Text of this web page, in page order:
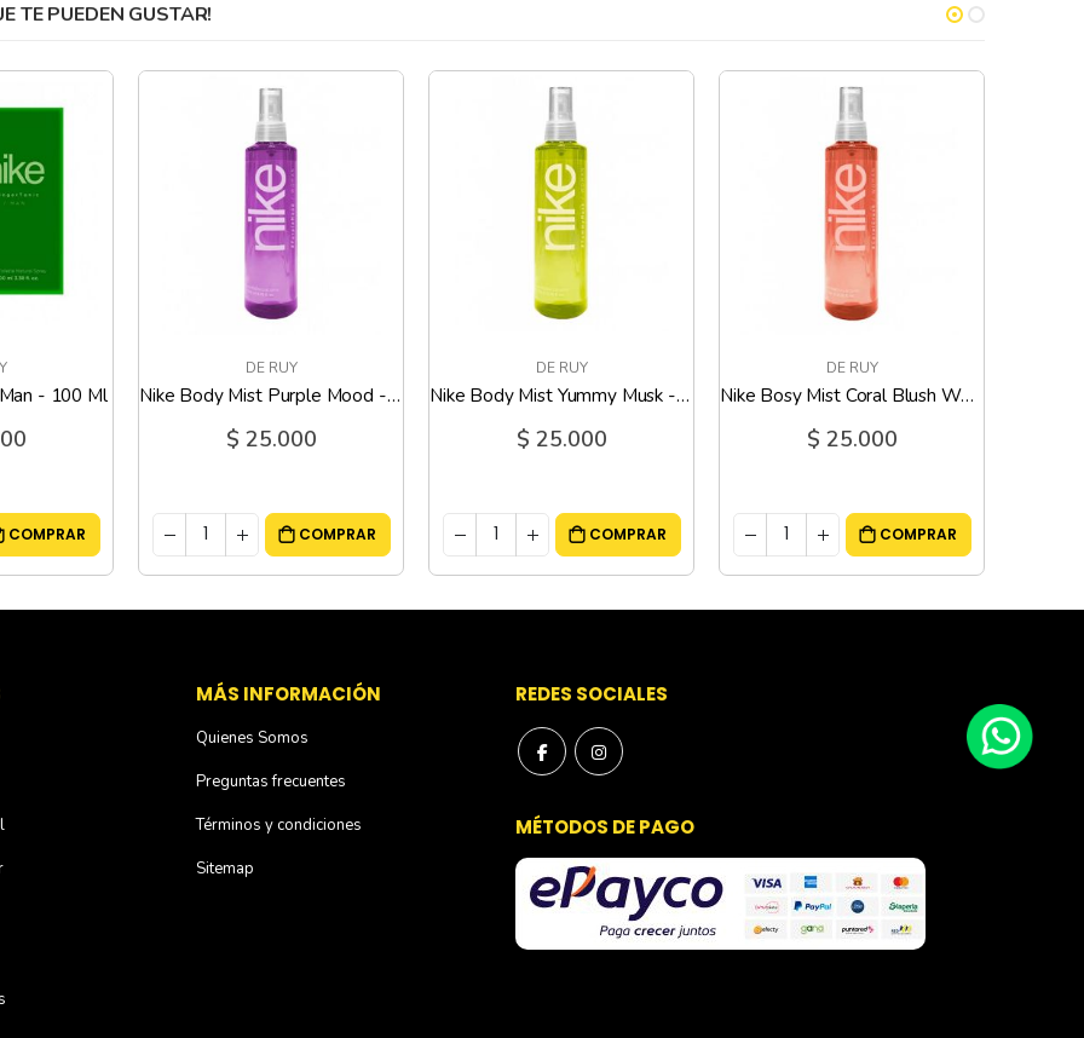
TE PUEDEN GUSTAR!
- 100 Ml
COMPRAR
DE RUY
Nike Body Mist Purple Mood - 200 Ml
$ 25.000
COMPRAR
DE RUY
Nike Body Mist Yummy Musk - 200 Ml
$ 25.000
COMPRAR
DE RUY
Nike Bosy Mist Coral Blush Woman - 200 Ml
$ 25.000
COMPRAR
MÁS INFORMACIÓN
Quienes Somos
Preguntas frecuentes
Términos y condiciones
Sitemap
REDES SOCIALES
MÉTODOS DE PAGO